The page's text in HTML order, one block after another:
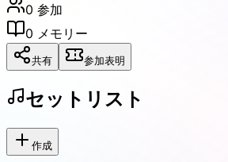
0 参加
0 メモリー
共有 参加表明
セットリスト
作成